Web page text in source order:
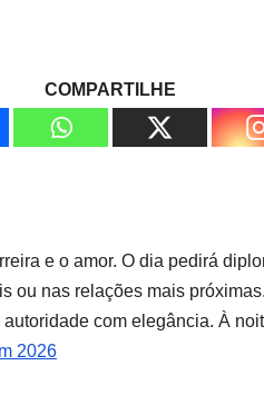
COMPARTILHE
e o amor. O dia pedirá
ou nas relações mais
com elegância. À
2026